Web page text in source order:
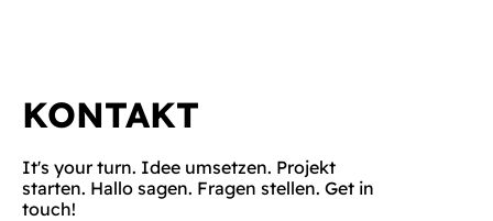
KONTAKT
It's your turn. Idee umsetzen. Projekt
starten. Hallo sagen. Fragen stellen. Get in
touch!